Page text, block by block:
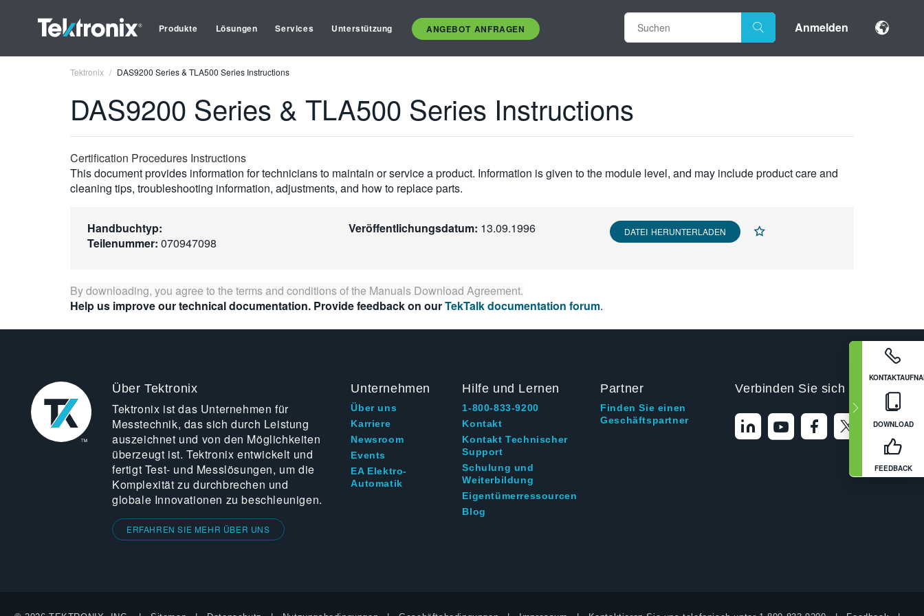
Produkte Lösungen Services Unterstützung ANGEBOT ANFRAGEN Anmelden
DOWNLOAD
FEEDBACK
Tektronix DAS9200 Series & TLA500 Series Instructions
DAS9200 Series & TLA500 Series Instructions
Certification Procedures Instructions
This document provides information for technicians to maintain or service a product. Information is given to the module level, and may include product care and
cleaning tips, troubleshooting information, adjustments, and how to replace parts.
Handbuchtyp:
Teilenummer: 070947098
Veröffentlichungsdatum: 13.09.1996 DATEI HERUNTERLADEN
By downloading, you agree to the terms and conditions of the Manuals Download Agreement.
Help us improve our technical documentation. Provide feedback on ourTekTalk documentation forum.
Über Tektronix
Tektronix ist das Unternehmen für
Messtechnik, das sich durch Leistung
auszeichnet und von den Möglichkeiten
überzeugt ist. Tektronix entwickelt und
fertigt Test- und Messlösungen, um die
Komplexität zu durchbrechen und
globale Innovationen zu beschleunigen.
ERFAHREN SIE MEHR ÜBER UNS
Unternehmen
Über uns
Karriere
Newsroom
Events
EA Elektro-
Automatik
Hilfe und Lernen
1-800-833-9200
Kontakt
Kontakt Technischer
Support
Schulung und
Weiterbildung
Eigentümerressourcen
Blog
Partner
Finden Sie einen
Geschäftspartner
Verbinden Sie sich mit uns